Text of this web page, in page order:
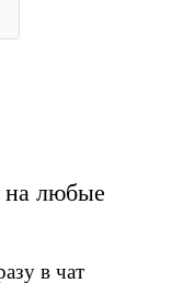
любые
в чат